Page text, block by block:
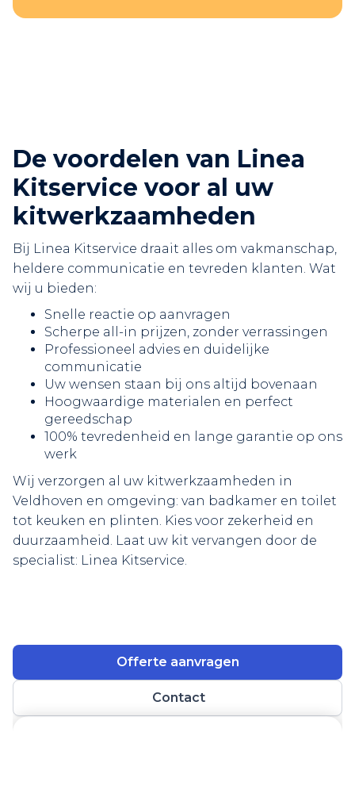
De voordelen van Linea
Kitservice voor al uw
kitwerkzaamheden
Bij Linea Kitservice draait alles om vakmanschap,
heldere communicatie en tevreden klanten. Wat
wij u bieden:
Snelle reactie op aanvragen
Scherpe all-in prijzen, zonder verrassingen
Professioneel advies en duidelijke
communicatie
Uw wensen staan bij ons altijd bovenaan
Hoogwaardige materialen en perfect
gereedschap
100% tevredenheid en lange garantie op ons
werk
Wij verzorgen al uw kitwerkzaamheden in
Veldhoven en omgeving: van badkamer en toilet
tot keuken en plinten. Kies voor zekerheid en
duurzaamheid. Laat uw kit vervangen door de
specialist: Linea Kitservice.
Contact
Offerte aanvragen